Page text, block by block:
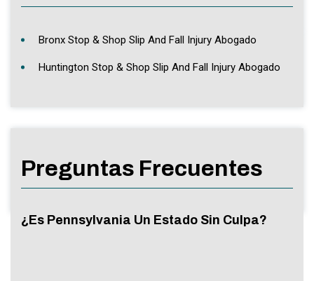
Bronx Stop & Shop Slip And Fall Injury Abogado
Huntington Stop & Shop Slip And Fall Injury Abogado
Preguntas Frecuentes
¿Es Pennsylvania Un Estado Sin Culpa?